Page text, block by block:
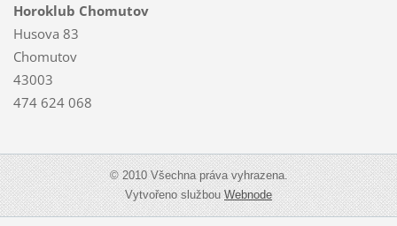
Horoklub Chomutov
Husova 83
Chomutov
43003
474 624 068
© 2010 Všechna práva vyhrazena.
Vytvořeno službouWebnode